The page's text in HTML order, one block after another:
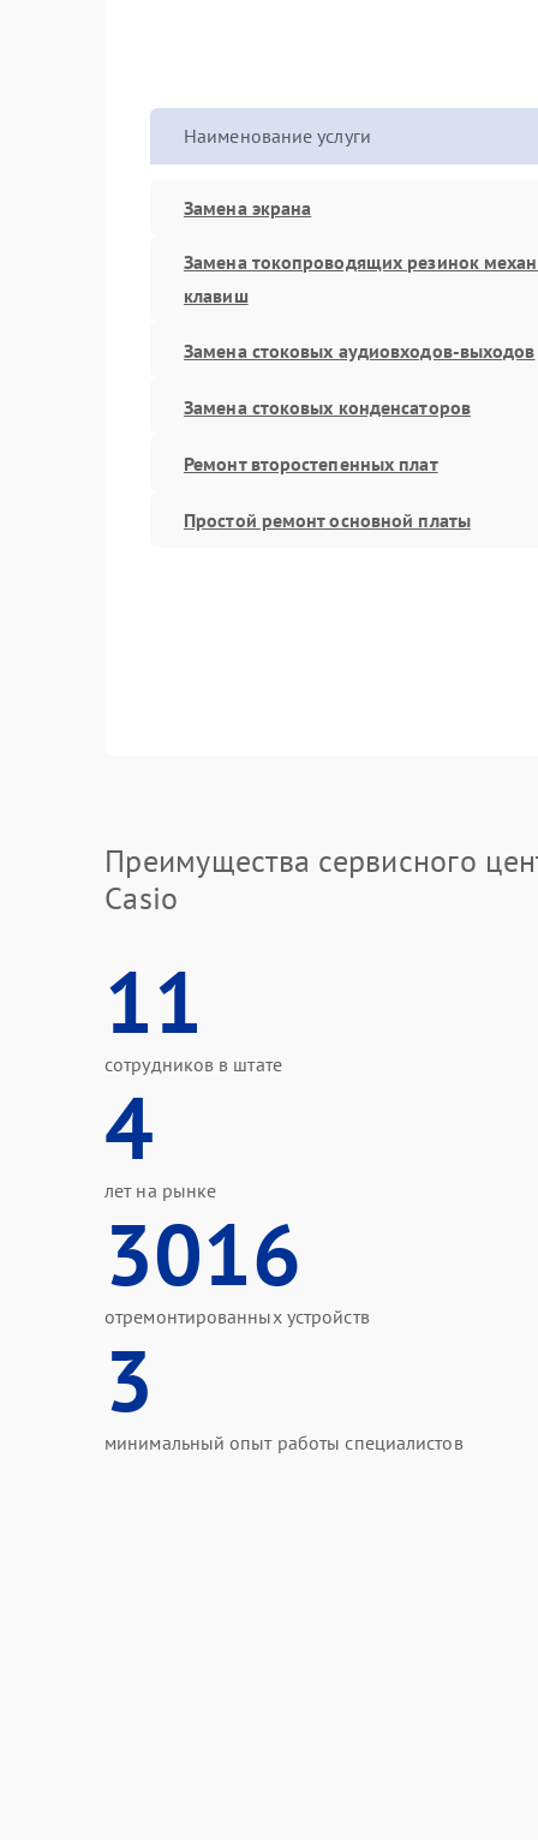
Наименование услуги
Замена экрана
Замена токопроводящих резинок
клавиш
Замена стоковых аудиовходов-выходов
Замена стоковых конденсаторов
Ремонт второстепенных плат
Простой ремонт основной платы
Преимущества сервисного
Casio
11
сотрудников в штате
4
лет на рынке
3016
отремонтированных устройств
3
минимальный опыт работы специалистов